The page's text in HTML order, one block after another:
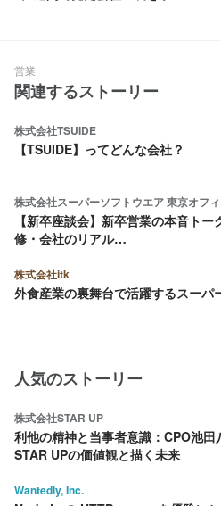
営業
関連するストーリー
株式会社TSUIDE
【TSUIDE】ってどんな会社？
株式会社スーパーソフトウエア 東京オフ
【新卒座談会】新卒営業の本音トー
修・会社のリアル…
株式会社itk
外食産業の裏舞台で活躍するスーパ
人気のストーリー
株式会社STAR UP
利他の精神と当事者意識：CPO池田
STAR UPの価値観と描く未来
Wantedly, Inc.